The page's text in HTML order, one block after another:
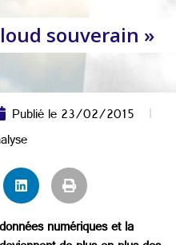
souverain »
Publié le23/02/2015
numériques et la